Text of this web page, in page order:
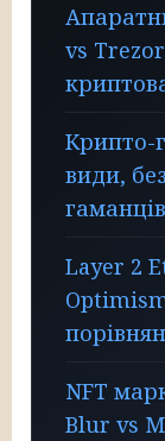
vs
Крипто-
види,
гаманців
Layer 2
NFT
Blur vs